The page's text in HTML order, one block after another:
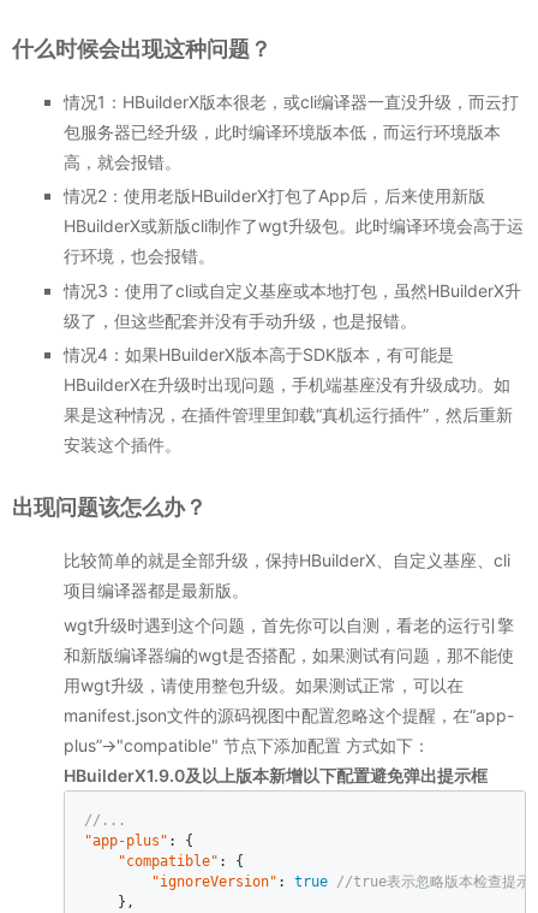
什么时候会出现这种问题？
情况1：HBuilderX版本很老，或cli编译器一直没升级，而云打
包服务器已经升级，此时编译环境版本低，而运行环境版本
高，就会报错。
情况2：使用老版HBuilderX打包了App后，后来使用新版
HBuilderX或新版cli制作了wgt升级包。此时编译环境会高于运
行环境，也会报错。
情况3：使用了cli或自定义基座或本地打包，虽然HBuilderX升
级了，但这些配套并没有手动升级，也是报错。
情况4：如果HBuilderX版本高于SDK版本，有可能是
HBuilderX在升级时出现问题，手机端基座没有升级成功。如
果是这种情况，在插件管理里卸载“真机运行插件”，然后重新
安装这个插件。
出现问题该怎么办？
比较简单的就是全部升级，保持HBuilderX、自定义基座、cli
项目编译器都是最新版。
wgt升级时遇到这个问题，首先你可以自测，看老的运行引擎
和新版编译器编的wgt是否搭配，如果测试有问题，那不能使
用wgt升级，请使用整包升级。如果测试正常，可以在
manifest.json文件的源码视图中配置忽略这个提醒，在“app-
plus”->"compatible" 节点下添加配置 方式如下：
HBuilderX1.9.0及以上版本新增以下配置避免弹出提示框
//...
"app-plus" : {
"compatible" : {
"ignoreVersion" : true //true表示忽略版本检查提